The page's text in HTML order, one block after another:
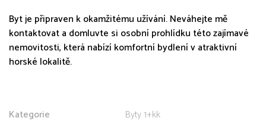
Byt je připraven k okamžitému užívání. Neváhejte mě
kontaktovat a domluvte si osobní prohlídku této zajímavé
nemovitosti, která nabízí komfortní bydlení v atraktivní
horské lokalitě.
Kategorie
Byty 1+kk